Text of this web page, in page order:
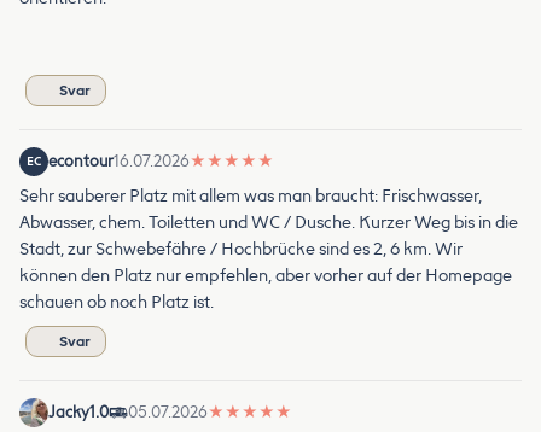
Svar
EC econtour16.07.2026★ ★ ★ ★ ★
Sehr sauberer Platz mit allem was man braucht: Frischwasser,
Abwasser, chem. Toiletten und WC / Dusche. Kurzer Weg bis in die
Stadt, zur Schwebefähre / Hochbrücke sind es 2, 6 km. Wir
können den Platz nur empfehlen, aber vorher auf der Homepage
schauen ob noch Platz ist.
Svar
Jacky1.0 05.07.2026★ ★ ★ ★ ★